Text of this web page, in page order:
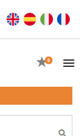
EN ES
Favoritos
0